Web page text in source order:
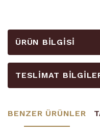
ÜRÜN BILGISI
TESLIMAT
BENZER ÜRÜNLER